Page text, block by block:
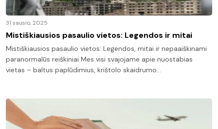
31 sausio, 2025
Mistiškiausios pasaulio vietos: Legendos ir mitai
Mistiškiausios pasaulio vietos: Legendos, mitai ir nepaaiškinami
paranormalūs reiškiniai Mes visi svajojame apie nuostabias
vietas – baltus paplūdimius, krištolo skaidrumo…